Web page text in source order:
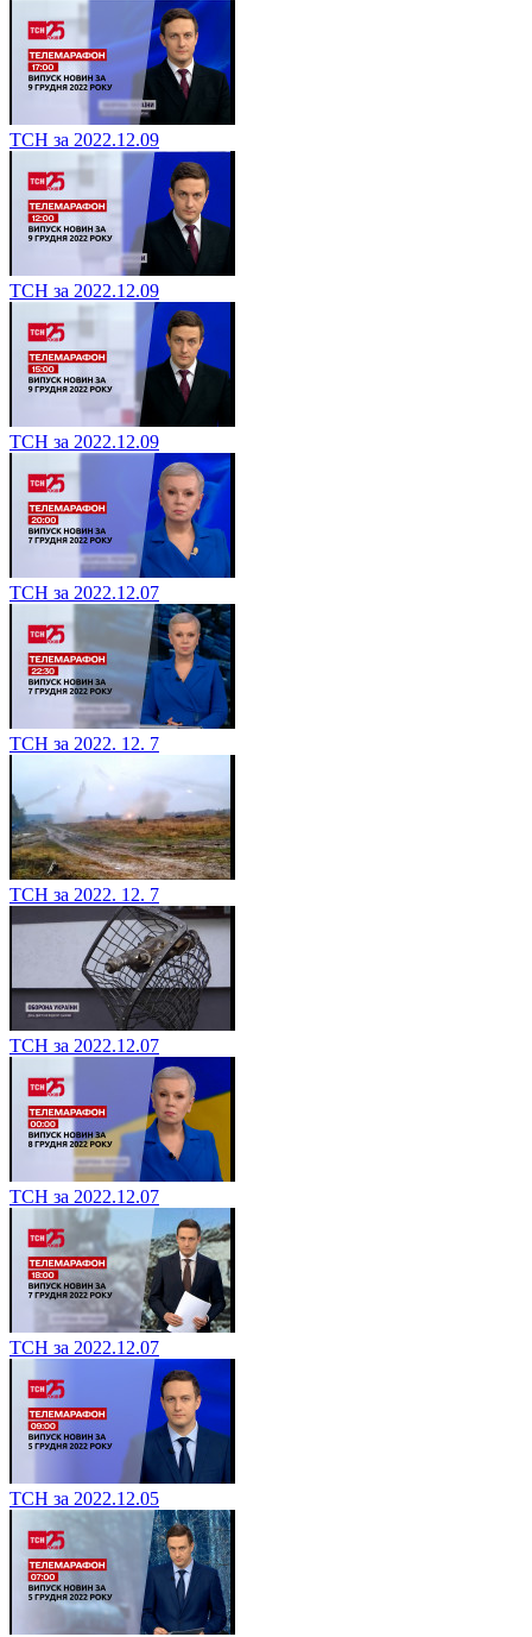
ТСН за 2022.12.09
ТСН за 2022.12.09
ТСН за 2022.12.09
ТСН за 2022.12.07
ТСН за 2022. 12. 7
ТСН за 2022. 12. 7
ТСН за 2022.12.07
ТСН за 2022.12.07
ТСН за 2022.12.07
ТСН за 2022.12.05